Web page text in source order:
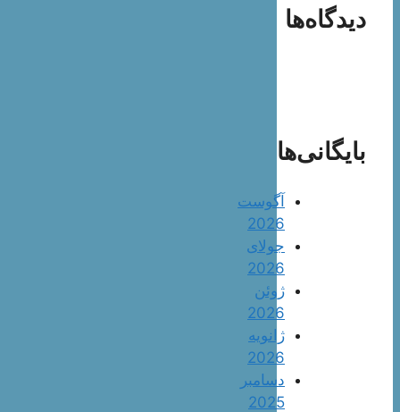
دیدگاه‌ها
بایگانی‌ها
آگوست
2026
جولای
2026
ژوئن
2026
ژانویه
2026
دسامبر
2025